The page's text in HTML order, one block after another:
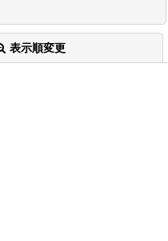
表示順変更